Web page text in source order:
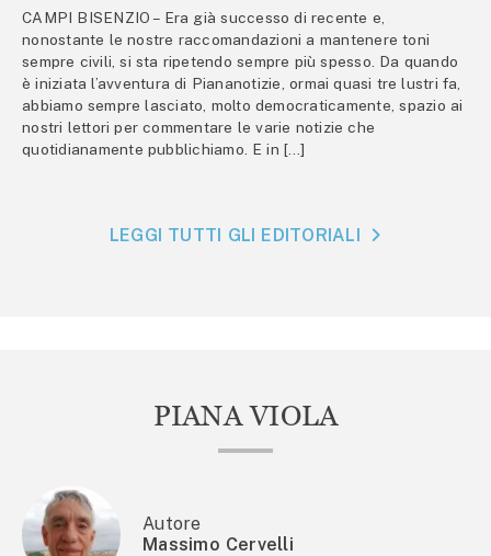
CAMPI BISENZIO – Era già successo di recente e,
nonostante le nostre raccomandazioni a mantenere toni
sempre civili, si sta ripetendo sempre più spesso. Da quando
è iniziata l’avventura di Piananotizie, ormai quasi tre lustri fa,
abbiamo sempre lasciato, molto democraticamente, spazio ai
nostri lettori per commentare le varie notizie che
quotidianamente pubblichiamo. E in […]
LEGGI TUTTI GLI EDITORIALI
PIANA VIOLA
Autore
Massimo Cervelli